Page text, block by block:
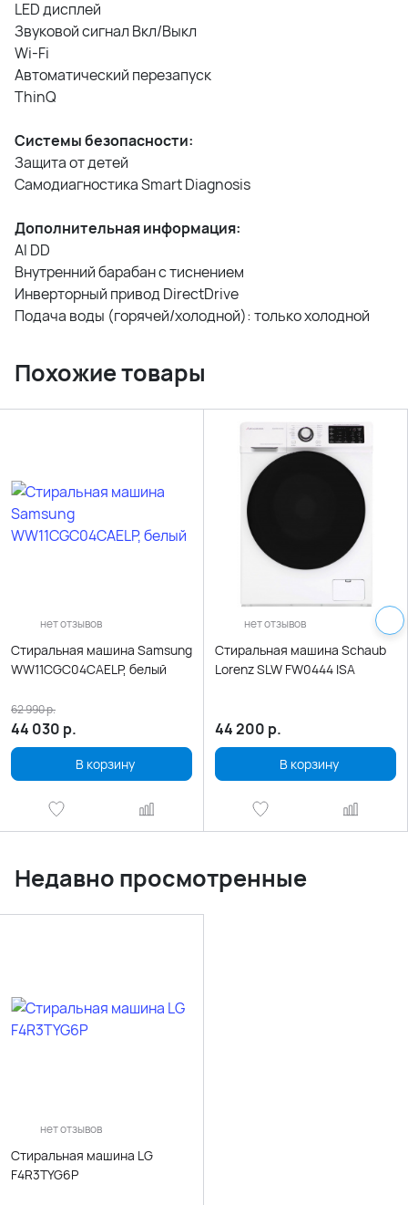
LED дисплей
Звуковой сигнал Вкл/Выкл
Wi-Fi
Автоматический перезапуск
ThinQ
Системы безопасности:
Защита от детей
Самодиагностика Smart Diagnosis
Дополнительная информация:
AI DD
Внутренний барабан с тиснением
Инверторный привод DirectDrive
Подача воды (горячей/холодной): только холодной
Похожие товары
нет отзывов
Стиральная машина Samsung
WW11CGC04CAELP, белый
44 030 р.
62 990р.
В корзину
нет отзывов
Стиральная машина Schaub
Lorenz SLW FW0444 ISA
44 200 р.
В корзину
Недавно просмотренные
нет отзывов
Стиральная машина LG
F4R3TYG6P